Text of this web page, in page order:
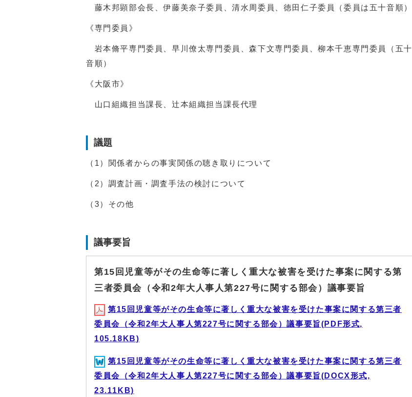
藤木邦顕部会長、伊藤美奈子委員、清水周委員、徳田仁子委員（委員は五十音順）
《専門委員》
岩本脩平専門委員、早川僚太専門委員、森下文専門委員、柳本千恵専門委員（五十
音順）
《大阪市》
山口組織担当課長、辻本組織担当課長代理
議題
（1）関係者からの事実関係の聴き取りについて
（2）調査計画・調査手法の検討について
（3）その他
議事要旨
第15回児童等がその生命等に著しく重大な被害を受けた事案に関する第
三者委員会（令和2年大人事人第227号に関する部会）議事要旨
第15回児童等がその生命等に著しく重大な被害を受けた事案に関する第三者
委員会（令和2年大人事人第227号に関する部会）議事要旨(PDF形式,
105.18KB)
第15回児童等がその生命等に著しく重大な被害を受けた事案に関する第三者
委員会（令和2年大人事人第227号に関する部会）議事要旨(DOCX形式,
23.11KB)